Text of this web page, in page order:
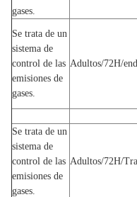
gases.
Se trata de un
sistema de
control de las
emisiones de
gases.
Adultos/72H/
Se trata de un
sistema de
control de las
emisiones de
gases.
Adultos/72H/